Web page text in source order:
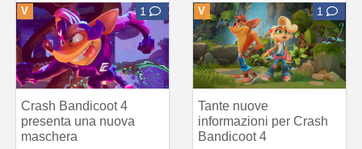
V 1
Crash Bandicoot 4
presenta una nuova
maschera
V 1
Tante nuove
informazioni per Crash
Bandicoot 4